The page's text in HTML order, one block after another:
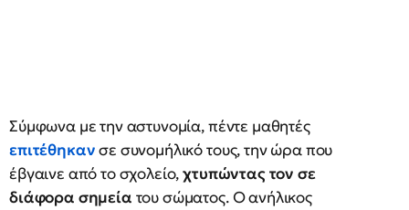
Σύμφωνα με την αστυνομία, πέντε μαθητές
επιτέθηκανσε συνομήλικό τους, την ώρα που
έβγαινε από το σχολείο,χτυπώντας τον σε
διάφορα σημεία του σώματος. Ο ανήλικος